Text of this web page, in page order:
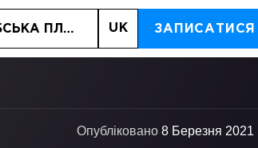
ПЛОЩА, 7UK ЗАПИСАТИСЯ
Опубліковано 8 Березня 2021